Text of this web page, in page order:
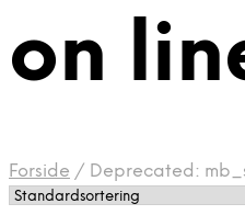
on
Forside / Deprecated: